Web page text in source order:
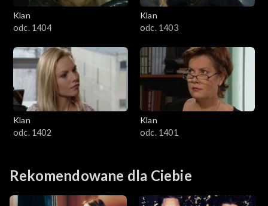
Klan
odc. 1404
Klan
odc. 1403
Klan
odc. 1402
Klan
odc. 1401
Rekomendowane dla Ciebie